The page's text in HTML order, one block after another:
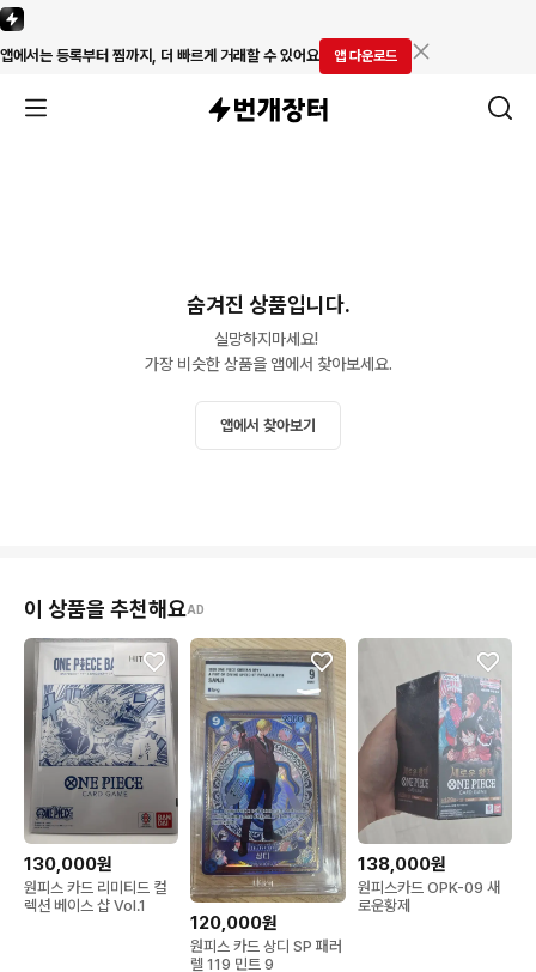
앱에서는 등록부터 찜까지, 더 빠르게 거래할 수 있어요 앱 다운로드
숨겨진 상품입니다.
실망하지마세요!
가장 비슷한 상품을 앱에서 찾아보세요.
앱에서 찾아보기
이 상품을 추천해요AD
130,000원
원피스 카드 리미티드 컬
렉션 베이스 샵 Vol.1
120,000원
원피스 카드 상디 SP 패러
렐 119 민트 9
138,000원
원피스카드 OPK-09 새
로운황제